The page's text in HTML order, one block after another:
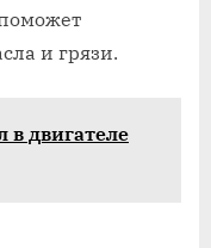
и грязи.
в двигателе